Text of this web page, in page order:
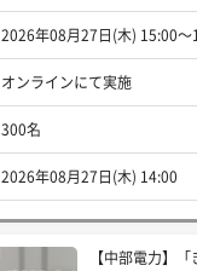
2026年08月27日(木) 15:00〜
オンラインにて実施
300名
2026年08月27日(木) 14:00
【中部電力】「